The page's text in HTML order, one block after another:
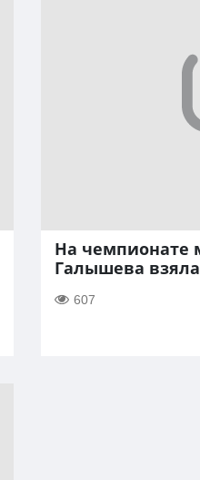
На чемпионате
Галышева
607